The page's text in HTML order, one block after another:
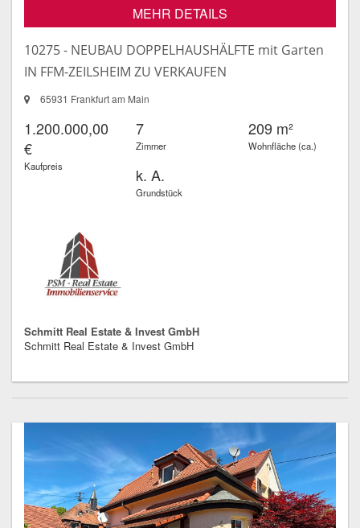
MEHR DETAILS
10275 - NEUBAU DOPPELHAUSHÄLFTE mit Garten
IN FFM-ZEILSHEIM ZU VERKAUFEN
65931 Frankfurt am Main
1.200.000,00
€
Kaufpreis
7
Zimmer
209 m²
Wohnfläche (ca.)
k. A.
Grundstück
Schmitt Real Estate & Invest GmbH
Schmitt Real Estate & Invest GmbH